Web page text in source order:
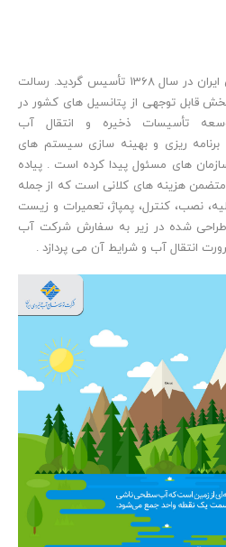
شرکت توسعه منابع آب و نیروی ایران در سال 1368 تأسیس گردید. رسالت
قابل توجهی از پتانسیل های کشور در
تأسیسات ذخیره و انتقال آب
ریزی و بهینه سازی سیستم های
های مسئول پیدا کرده است . پیاده
هزینه های کلانی است که از جمله
نصب، کنترل، پمپاژ، تعمیرات و زیست
طراحی شده در زیر به سفارش شرکت آب
انتقال آب و شرایط آن می پردازد .